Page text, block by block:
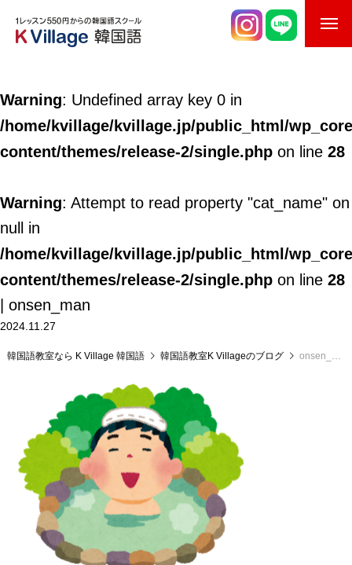
ご入校までの流れ
韓国語講師紹介
K Village韓国留学
韓国語お役立ちコラム
Warning: Undefined array key 0 in
/home/kvillage/kvillage.jp/public_html/
content/themes/release-2/single.php on line 28
Warning: Attempt to read property "cat_name" on
null in
/home/kvillage/kvillage.jp/public_html/
content/themes/release-2/single.php on line 28
| onsen_man
2024.11.27
韓国語教室なら K Village 韓国語 韓国語教室K Villageのブログ onsen_man